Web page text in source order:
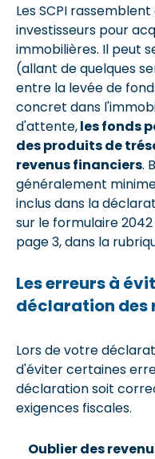
Les SCPI
investisseurs pour
immobilières. Il peut
(allant de quelques
entre la levée de
concret dans
d'attente,les fonds
des produits de
revenus financiers.
généralement
inclus dans la
sur le formulaire
page 3, dans la
Les erreurs à
déclaration des
Lors de votre
d'éviter certaines
déclaration soit
exigences fiscales.
Oublier des